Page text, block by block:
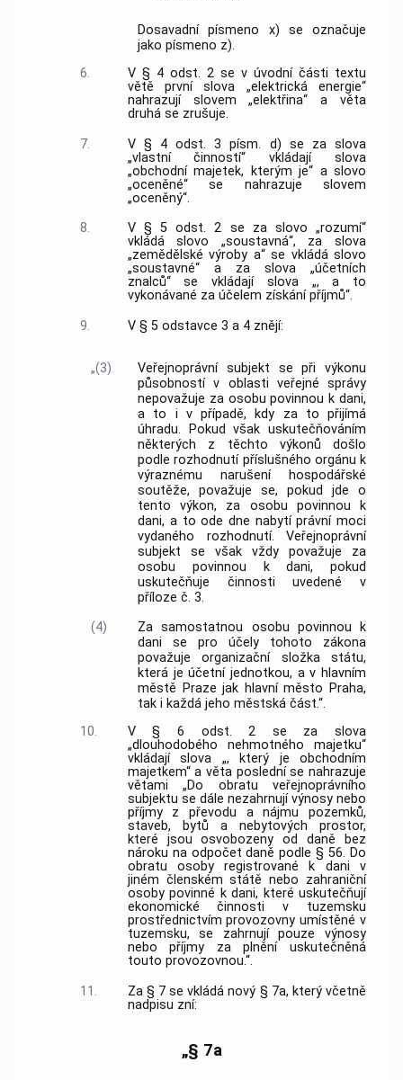
Dosavadní písmeno x) se označuje
jako písmeno z).
6.
V § 4 odst. 2 se v úvodní části textu
větě první slova „elektrická energie“
nahrazují slovem „elektřina“ a věta
druhá se zrušuje.
7.
V § 4 odst. 3 písm. d) se za slova
„vlastní činností“ vkládají slova
„obchodní majetek, kterým je“ a slovo
„oceněné“ se nahrazuje slovem
„oceněný“.
8.
V § 5 odst. 2 se za slovo „rozumí“
vkládá slovo „soustavná“, za slova
„zemědělské výroby a“ se vkládá slovo
„soustavné“ a za slova „účetních
znalců“ se vkládají slova „, a to
vykonávané za účelem získání příjmů“.
9.
V § 5 odstavce 3 a 4 znějí:
„(3)
Veřejnoprávní subjekt se při výkonu
působností v oblasti veřejné správy
nepovažuje za osobu povinnou k dani,
a to i v případě, kdy za to přijímá
úhradu. Pokud však uskutečňováním
některých z těchto výkonů došlo
podle rozhodnutí příslušného orgánu k
výraznému narušení hospodářské
soutěže, považuje se, pokud jde o
tento výkon, za osobu povinnou k
dani, a to ode dne nabytí právní moci
vydaného rozhodnutí. Veřejnoprávní
subjekt se však vždy považuje za
osobu povinnou k dani, pokud
uskutečňuje činnosti uvedené v
příloze č. 3.
(4)
Za samostatnou osobu povinnou k
dani se pro účely tohoto zákona
považuje organizační složka státu,
která je účetní jednotkou, a v hlavním
městě Praze jak hlavní město Praha,
tak i každá jeho městská část.“.
10.
V § 6 odst. 2 se za slova
„dlouhodobého nehmotného majetku“
vkládají slova „, který je obchodním
majetkem“ a věta poslední se nahrazuje
větami „Do obratu veřejnoprávního
subjektu se dále nezahrnují výnosy nebo
příjmy z převodu a nájmu pozemků,
staveb, bytů a nebytových prostor,
které jsou osvobozeny od daně bez
nároku na odpočet daně podle § 56. Do
obratu osoby registrované k dani v
jiném členském státě nebo zahraniční
osoby povinné k dani, které uskutečňují
ekonomické činnosti v tuzemsku
prostřednictvím provozovny umístěné v
tuzemsku, se zahrnují pouze výnosy
nebo příjmy za plnění uskutečněná
touto provozovnou.“.
11.
Za § 7 se vkládá nový § 7a, který včetně
nadpisu zní:
„§ 7a